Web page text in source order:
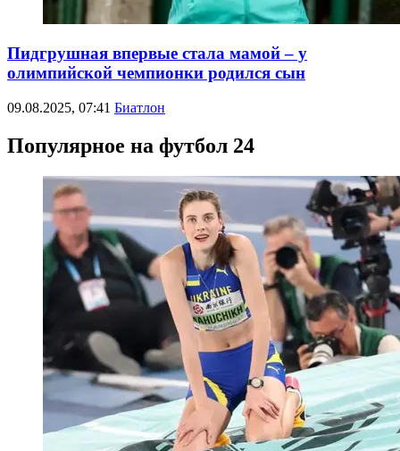
Пидгрушная впервые стала мамой – у
олимпийской чемпионки родился сын
09.08.2025, 07:41 Биатлон
Популярное на футбол 24